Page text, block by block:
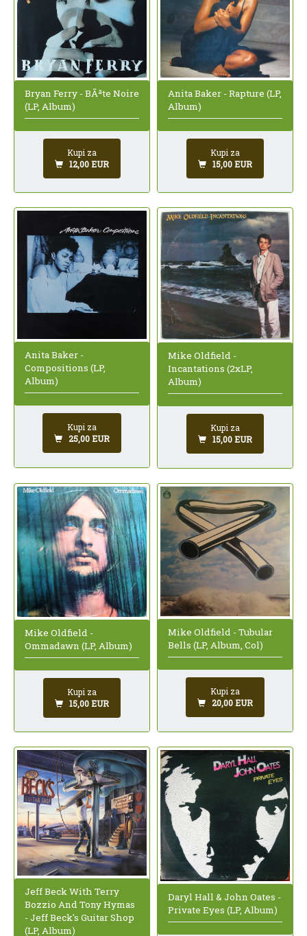
Bryan Ferry - BÃªte Noire
(LP, Album)
Kupi za
12,00 EUR
Anita Baker - Rapture (LP,
Album)
Kupi za
15,00 EUR
Anita Baker -
Compositions (LP,
Album)
Kupi za
25,00 EUR
Mike Oldfield -
Incantations (2xLP,
Album)
Kupi za
15,00 EUR
Mike Oldfield -
Ommadawn (LP, Album)
Kupi za
15,00 EUR
Mike Oldfield - Tubular
Bells (LP, Album, Col)
Kupi za
20,00 EUR
Jeff Beck With Terry
Bozzio And Tony Hymas
- Jeff Beck's Guitar Shop
(LP, Album)
Daryl Hall & John Oates -
Private Eyes (LP, Album)